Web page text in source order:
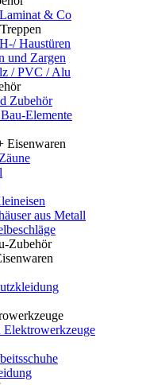
& Co
Haustüren
und Zargen
/ PVC / Alu
Zubehör
Elemente
Eisenwaren
aus Metall
Zubehör
Elektrowerkzeuge